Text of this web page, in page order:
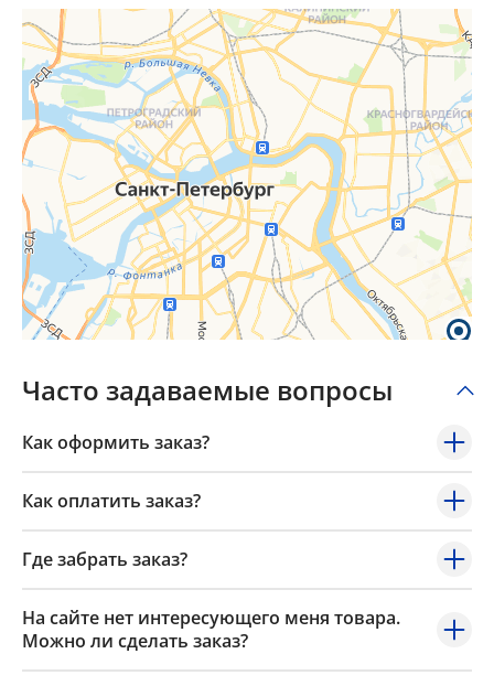
Часто задаваемые вопросы
Как оформить заказ?
Как оплатить заказ?
Где забрать заказ?
На сайте нет интересующего меня товара.
Можно ли сделать заказ?